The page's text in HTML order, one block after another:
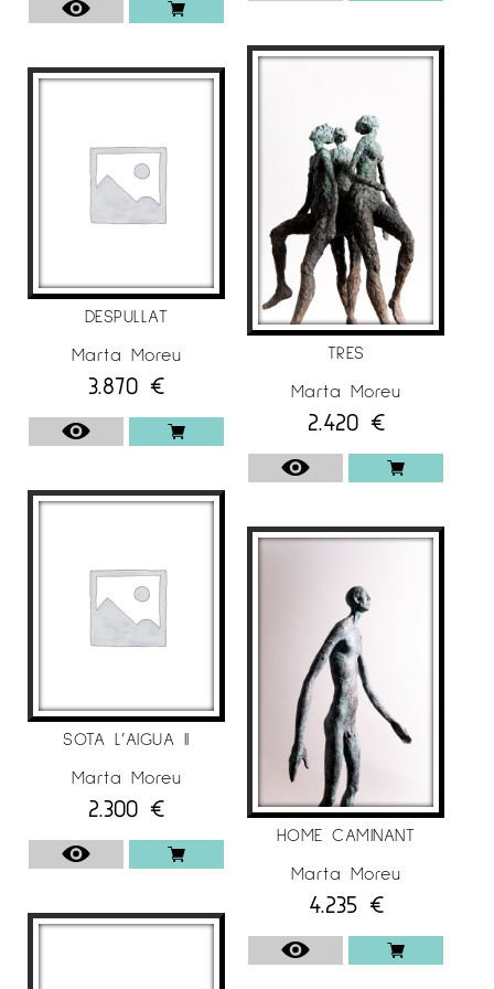
ajuden a crear el seu propi món imaginari
que s’escapa de la realitat i s’acosta més al
lirisme.
MATERIALS
Al llarg de la seva carrera artística Marta
Moreu ha utilitzat diferentsmaterialsper fer la
seva obra, així com fusta, pedra, fang i altres,
però el bronze sempre ha estat el seu
La noblesa, la durabilitat i la flexibilitat del
bronze han estat unes de les qualitats que
l’artista ha triat.
El bronze li permet fer formes que amb cap
altre material podrien fer-se i li permet
allargar, doblegar i soldar les seves figures
impossibles.
Els colors de les seves pàtines i la textura
rugosa utilitzada en els seus acabats són
essencials per donar més intensitat d’expressió
a la seva obra. Amb un cert dramatisme
sense abandonar aquest estil auster i
depurat.
Tot i la duresa i el pes del material les seves
escultures ofereixen una sensació de
lleugeresa i ingravidesa.
DESPULLAT
Marta Moreu
3.870 €
SOTA L’AIGUA II
Marta Moreu
2.300 €
TRES
Marta Moreu
2.420 €
HOME CAMINANT
Marta Moreu
4.235 €